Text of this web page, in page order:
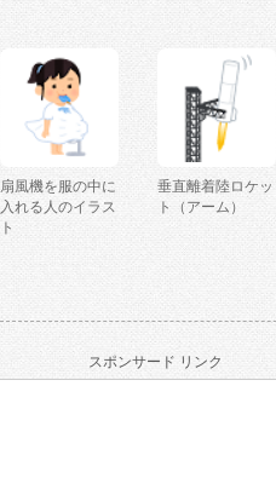
扇風機を服の中に
入れる人のイラス
ト
垂直離着陸ロケッ
ト（アーム）
スポンサード リンク